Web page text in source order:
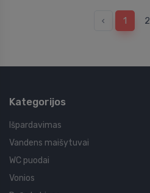
‹ 1 2
Kategorijos
Išpardavimas
Vandens maišytuvai
WC puodai
Vonios